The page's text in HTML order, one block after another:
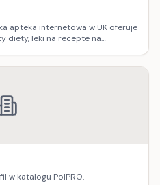
apteka internetowa w UK oferuje
diety, leki na recepte na
w katalogu PolPRO.